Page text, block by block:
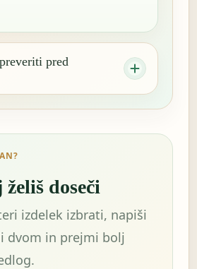
pred
doseči
izdelek izbrati, napiši
dvom in prejmi bolj